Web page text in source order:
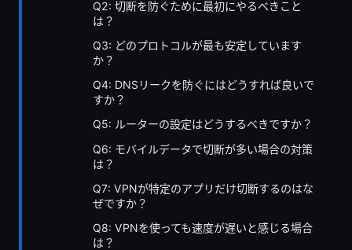
Q2: 切断を防ぐために最初にやるべきこと
は？
Q3: どのプロトコルが最も安定しています
か？
Q4: DNSリークを防ぐにはどうすれば良いで
すか？
Q5: ルーターの設定はどうするべきですか？
Q6: モバイルデータで切断が多い場合の対策
は？
Q7: VPNが特定のアプリだけ切断するのはな
ぜですか？
Q8: VPNを使っても速度が遅いと感じる場合
は？